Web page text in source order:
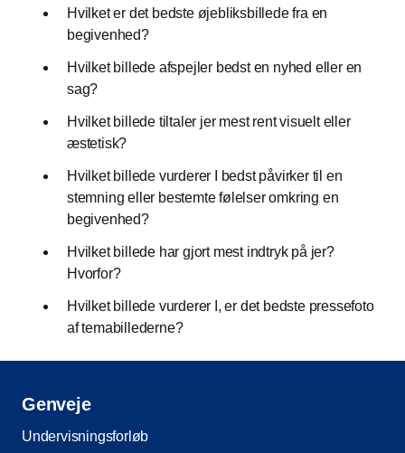
Hvilket er det bedste øjebliksbillede fra en
begivenhed?
Hvilket billede afspejler bedst en nyhed eller en
sag?
Hvilket billede tiltaler jer mest rent visuelt eller
æstetisk?
Hvilket billede vurderer I bedst påvirker til en
stemning eller bestemte følelser omkring en
begivenhed?
Hvilket billede har gjort mest indtryk på jer?
Hvorfor?
Hvilket billede vurderer I, er det bedste pressefoto
af temabillederne?
Genveje
Undervisningsforløb